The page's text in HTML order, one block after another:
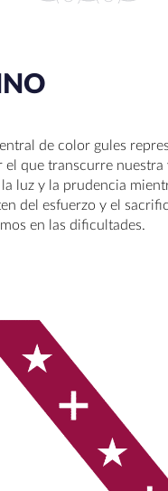
de color gules
el que transcurre nuestra
luz y la prudencia
del esfuerzo y el
en las dificultades.